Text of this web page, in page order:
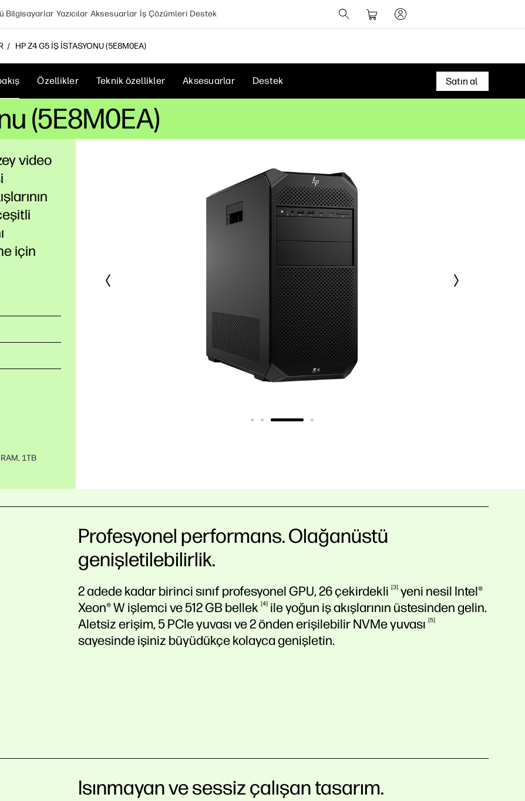
Bilgisayarlar Yazıcılar Aksesuarlar İş Çözümleri Destek
HP Z4 G5 İŞ İSTASYONU (5E8M0EA)
Özellikler Teknik özellikler Aksesuarlar Destek Satın al
(5E8M0EA)
video
için
1TB
Profesyonel performans. Olağanüstü
genişletilebilirlik.
2 adede kadar birinci sınıf profesyonel GPU, 26çekirdekli 3 yeni nesil Intel®
Xeon® W işlemci ve 512 GB bellek 4
ile yoğun iş akışlarının üstesinden gelin.
Aletsiz erişim, 5 PCIe yuvası ve 2 önden erişilebilir NVMeyuvası 5
sayesinde işiniz büyüdükçe kolayca genişletin.
Isınmayan ve sessiz çalışan tasarım.